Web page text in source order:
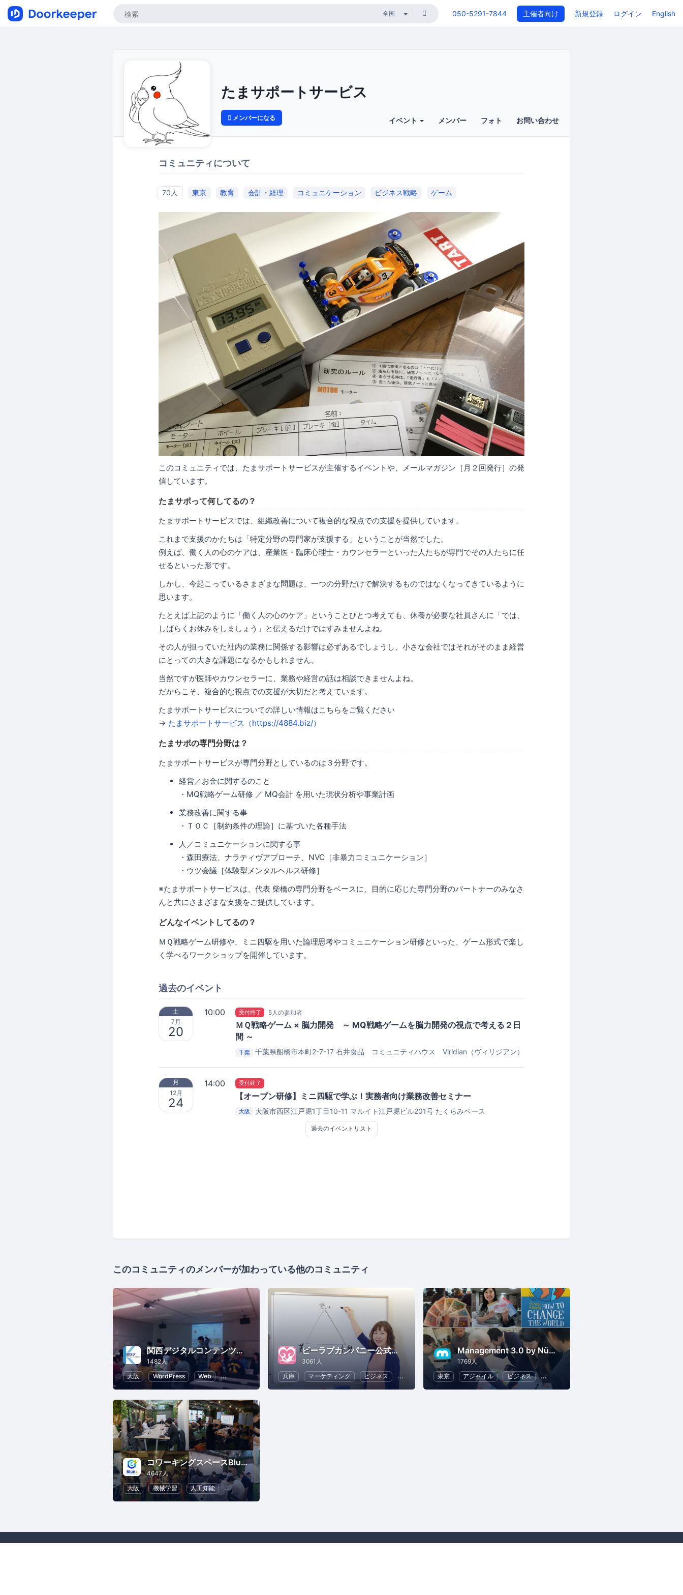
050-5291-7844 主催者向け 新規登録 ログイン English
たまサポートサービス
メンバーになる イベント メンバー フォト お問い合わせ
コミュニティについて
70人 東京 教育 会計・経理 コミュニケーション ビジネス戦略 ゲーム
このコミュニティでは、たまサポートサービスが主催するイベントや、メールマガジン［月２回発行］の発
信しています。
たまサポって何してるの？
たまサポートサービスでは、組織改善について複合的な視点での支援を提供しています。
これまで支援のかたちは「特定分野の専門家が支援する」ということが当然でした。
例えば、働く人の心のケアは、産業医・臨床心理士・カウンセラーといった人たちが専門でその人たちに任
せるといった形です。
しかし、今起こっているさまざまな問題は、一つの分野だけで解決するものではなくなってきているように
思います。
たとえば上記のように「働く人の心のケア」ということひとつ考えても、休養が必要な社員さんに「では、
しばらくお休みをしましょう」と伝えるだけではすみませんよね。
その人が担っていた社内の業務に関係する影響は必ずあるでしょうし、小さな会社ではそれがそのまま経営
にとっての大きな課題になるかもしれません。
当然ですが医師やカウンセラーに、業務や経営の話は相談できませんよね。
だからこそ、複合的な視点での支援が大切だと考えています。
たまサポートサービスについての詳しい情報はこちらをご覧ください
→ たまサポートサービス（https://4884.biz/）
たまサポの専門分野は？
たまサポートサービスが専門分野としているのは３分野です。
経営／お金に関するのこと
・MQ戦略ゲーム研修 ／ MQ会計 を用いた現状分析や事業計画
業務改善に関する事
・ＴＯＣ［制約条件の理論］に基づいた各種手法
人／コミュニケーションに関する事
・森田療法、ナラティヴアプローチ、NVC［非暴力コミュニケーション］
・ウツ会議［体験型メンタルヘルス研修］
※たまサポートサービスは、代表 柴橋の専門分野をベースに、目的に応じた専門分野のパートナーのみなさ
んと共にさまざまな支援をご提供しています。
どんなイベントしてるの？
ＭＱ戦略ゲーム研修や、ミニ四駆を用いた論理思考やコミュニケーション研修といった、ゲーム形式で楽し
く学べるワークショップを開催しています。
過去のイベント
土
7月
20
10:00 受付終了 5人の参加者
ＭＱ戦略ゲーム × 脳力開発 ～ MQ戦略ゲームを脳力開発の視点で考える２日
間 ～
千葉 千葉県船橋市本町2-7-17 石井食品 コミュニティハウス Viridian（ヴィリジアン）
月
12月
24
14:00 受付終了
【オープン研修】ミニ四駆で学ぶ！実務者向け業務改善セミナー
大阪 大阪市西区江戸堀1丁目10-11 マルイト江戸堀ビル201号 たくらみベース
過去のイベントリスト
このコミュニティのメンバーが加わっている他のコミュニティ
関西デジタルコンテンツ事業協同組合
1482人
大阪
WordPress Web フリーランス ビジネス ECマーケティング
ビーラブカンパニー公式セミナー・イベント
3061人
兵庫
マーケティング ビジネス キャリア コミュニケーション ECマーケティング
Management 3.0 by NüWorks（ウェルビーイング・リーダーシップ）
1769人
東京
アジャイル ビジネス IT
コワーキングスペースBlue+(ブルータス)主催イベント
4647人
大阪
機械学習 人工知能 エクササイズ